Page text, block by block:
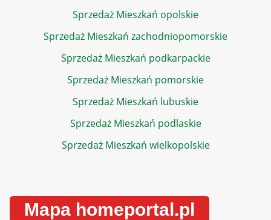
Sprzedaż Mieszkań opolskie
Sprzedaż Mieszkań zachodniopomorskie
Sprzedaż Mieszkań podkarpackie
Sprzedaż Mieszkań pomorskie
Sprzedaż Mieszkań lubuskie
Sprzedaż Mieszkań podlaskie
Sprzedaż Mieszkań wielkopolskie
Mapa homeportal.pl